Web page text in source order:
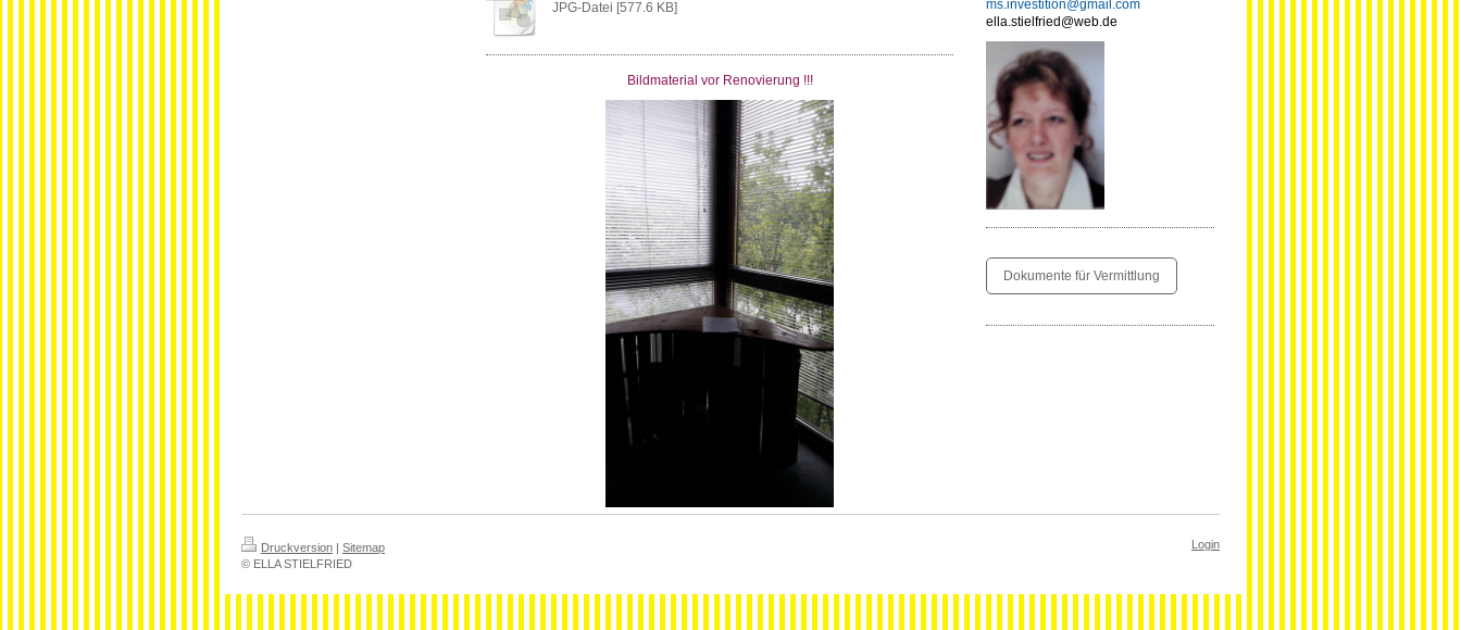
JPG-Datei [577.6 KB]
Bildmaterial vor Renovierung !!!
ms.investition@gmail.com
ella.stielfried@web.de
Dokumente für Vermittlung
Druckversion | Sitemap
© ELLA STIELFRIED
Login